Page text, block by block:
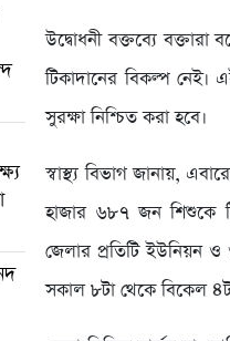
উদ্বোধনী বক্তব্যে
টিকাদানের বিকল্প নেই।
সুরক্ষা নিশ্চিত করা হবে।
স্বাস্থ্য বিভাগ জানায়,
হাজার ৬৮৭ জন শিশুকে
জেলার প্রতিটি ইউনিয়ন ও
সকাল ৮টা থেকে বিকেল